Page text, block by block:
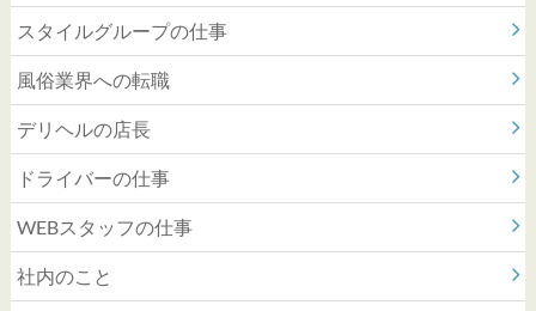
スタイルグループの仕事
風俗業界への転職
デリヘルの店長
ドライバーの仕事
WEBスタッフの仕事
社内のこと